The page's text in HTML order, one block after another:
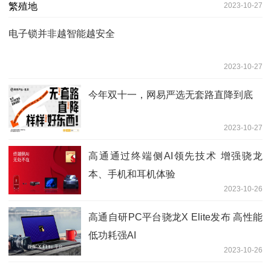
2023-10-27
电子锁并非越智能越安全
2023-10-27
今年双十一，网易严选无套路直降到底
2023-10-27
高通通过终端侧AI领先技术 增强骁龙
本、手机和耳机体验
2023-10-26
高通自研PC平台骁龙X Elite发布 高性能
低功耗强AI
2023-10-26